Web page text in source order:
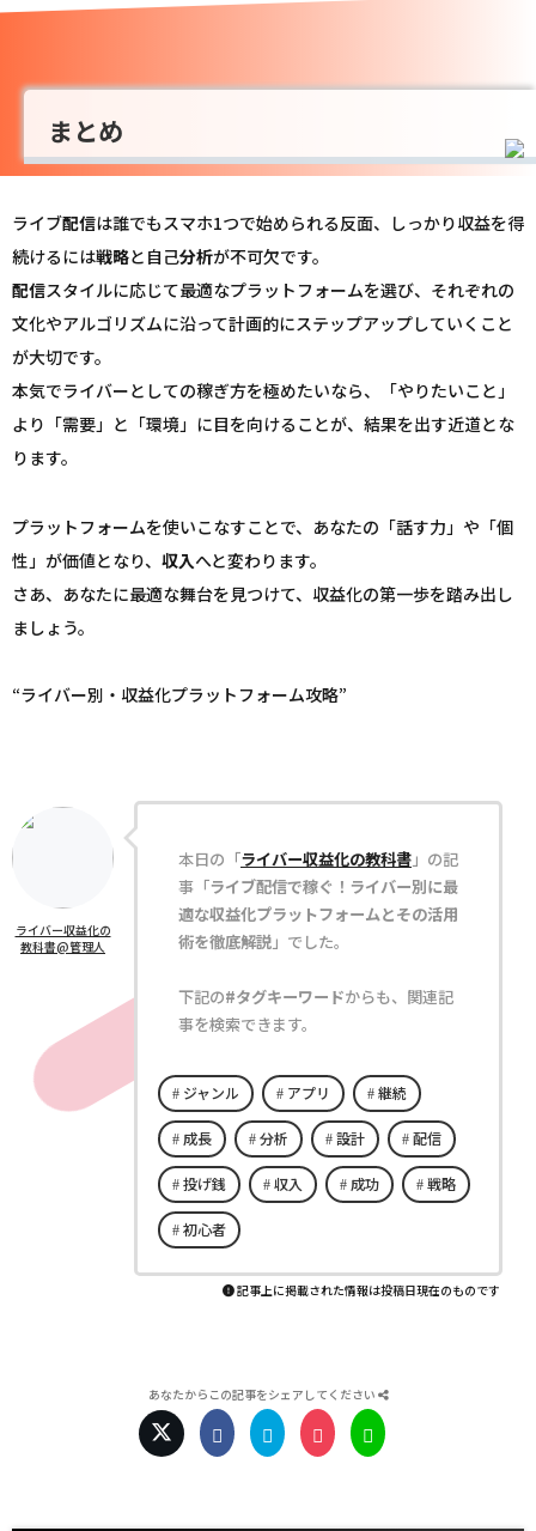
まとめ
ライブ配信は誰でもスマホ1つで始められる反面、しっかり収益を得
続けるには戦略と自己分析が不可欠です。
配信スタイルに応じて最適なプラットフォームを選び、それぞれの
文化やアルゴリズムに沿って計画的にステップアップしていくこと
が大切です。
本気でライバーとしての稼ぎ方を極めたいなら、「やりたいこと」
より「需要」と「環境」に目を向けることが、結果を出す近道とな
ります。
プラットフォームを使いこなすことで、あなたの「話す力」や「個
性」が価値となり、 収入へと変わります。
さあ、あなたに最適な舞台を見つけて、収益化の第一歩を踏み出し
ましょう。
“ライバー別・収益化プラットフォーム攻略”
ライバー収益化の
教科書@管理人
本日の「ライバー収益化の教科書」の記
事「ライブ配信で稼ぐ！ライバー別に最
適な収益化プラットフォームとその活用
術を徹底解説」でした。
下記の#タグキーワードからも、関連記
事を検索できます。
ジャンル アプリ 継続
成長 分析 設計 配信
投げ銭 収入 成功 戦略
初心者
記事上に掲載された情報は投稿日現在のものです
あなたからこの記事をシェアしてください